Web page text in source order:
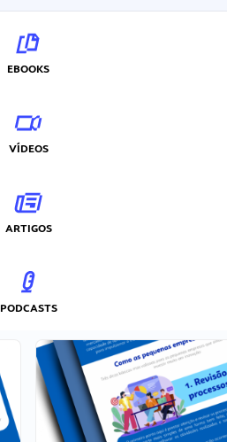
EBOOKS
VÍDEOS
ARTIGOS
PODCASTS